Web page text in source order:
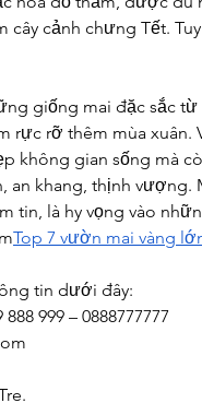
cảnh chưng Tết.
giống mai đặc sắc
rực rỡ thêm mùa xuân.
không gian sống mà
an khang, thịnh vượng.
tin, là hy vọng vào
Top 7 vườn mai vàng
tin dưới đây:
999 – 0888777777